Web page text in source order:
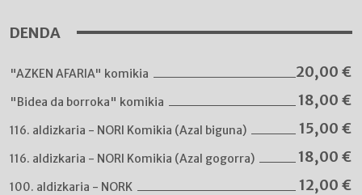
DENDA
"AZKEN AFARIA" komikia 20,00 €
"Bidea da borroka" komikia 18,00 €
116. aldizkaria - NORI Komikia (Azal biguna) 15,00 €
116. aldizkaria - NORI Komikia (Azal gogorra) 18,00 €
100. aldizkaria - NORK 12,00 €